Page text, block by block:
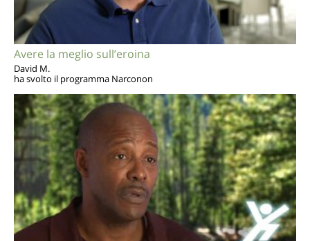
Avere la meglio sull’eroina
David M.
ha svolto il programma Narconon